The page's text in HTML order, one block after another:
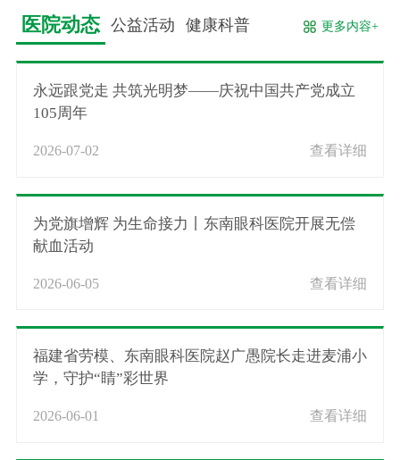
医院动态 公益活动 健康科普 更多内容+
永远跟党走 共筑光明梦——庆祝中国共产党成立
105周年
2026-07-02 查看详细
为党旗增辉 为生命接力丨东南眼科医院开展无偿
献血活动
2026-06-05 查看详细
福建省劳模、东南眼科医院赵广愚院长走进麦浦小
学，守护“睛”彩世界
2026-06-01 查看详细